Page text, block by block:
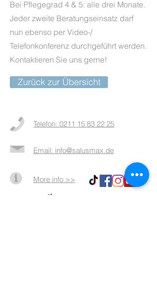
Bei Pflegegrad 4 & 5: alle drei Monate.
Jeder zweite Beratungseinsatz darf
nun ebenso per Video-/
Telefonkonferenz durchgeführt werden.
Kontaktieren Sie uns gerne!
Zurück zur Übersicht
Telefon: 0211 15 83 22 25
Email: info@salusmax.de
More info >>